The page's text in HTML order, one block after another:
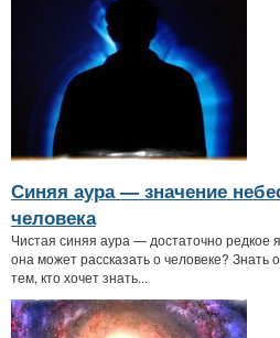
Синяя аура — значение
человека
Чистая синяя аура — достаточно редкое
она может рассказать о человеке?
тем, кто хочет знать...